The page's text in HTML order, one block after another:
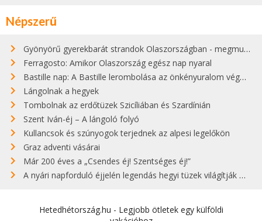
Népszerű
Gyönyörű gyerekbarát strandok Olaszországban - megmutatjuk a 15 legjobbat
Ferragosto: Amikor Olaszország egész nap nyaral
Bastille nap: A Bastille lerombolása az önkényuralom végét jelentette
Lángolnak a hegyek
Tombolnak az erdőtüzek Szicíliában és Szardínián
Szent Iván-éj – A lángoló folyó
Kullancsok és szúnyogok terjednek az alpesi legelőkön
Graz adventi vásárai
Már 200 éves a „Csendes éj! Szentséges éj!”
A nyári napforduló éjjelén legendás hegyi tüzek világítják meg Zugspitzét
Hetedhétország.hu - Legjobb ötletek egy külföldi